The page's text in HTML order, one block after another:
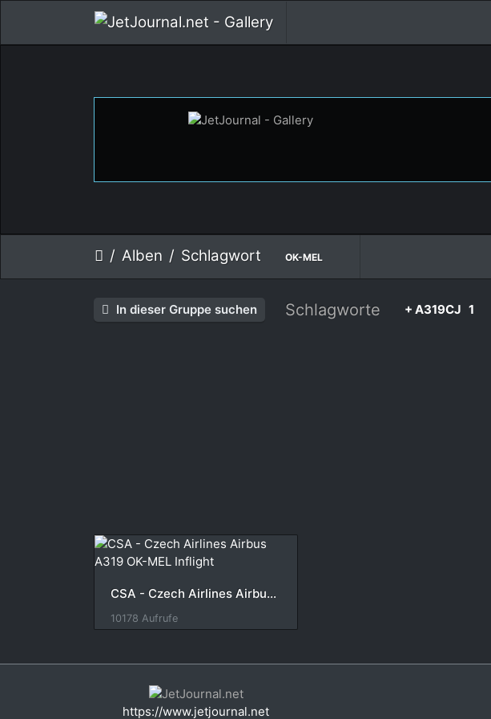
Alben Schlagwort OK-MEL
In dieser Gruppe suchen Schlagworte + A319CJ 1
CSA - Czech Airlines Airbus A319 OK-MEL Inflight
10178 Aufrufe
https://www.jetjournal.net